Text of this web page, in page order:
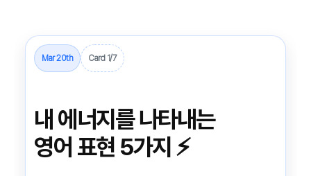
Mar 20th Card 1/7
내 에너지를 나타내는
영어 표현 5가지 ⚡